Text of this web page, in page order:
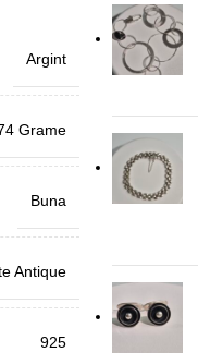
Argint
Grame
Buna
Antique
925